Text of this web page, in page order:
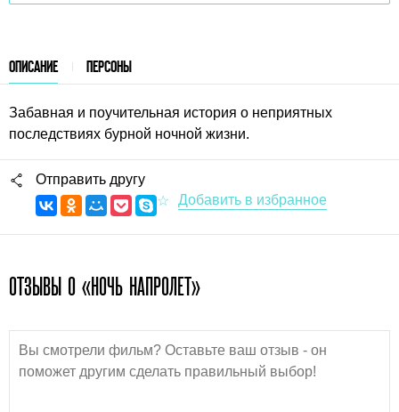
ОПИСАНИЕ ПЕРСОНЫ
Забавная и поучительная история о неприятных
последствиях бурной ночной жизни.
Отправить другу
ОТЗЫВЫ О «НОЧЬ НАПРОЛЕТ»